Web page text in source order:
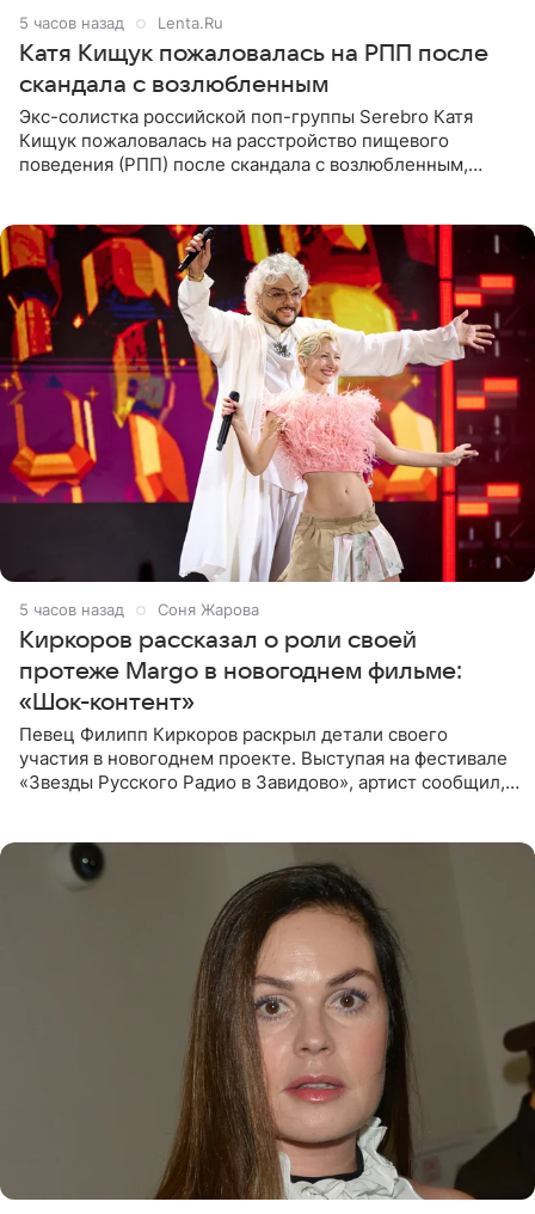
5 часов назад Lenta.Ru
Катя Кищук пожаловалась на РПП после
скандала с возлюбленным
Экс-солистка российской поп-группы Serebro Катя
Кищук пожаловалась на расстройство пищевого
поведения (РПП) после скандала с возлюбленным,
5 часов назад Соня Жарова
Киркоров рассказал о роли своей
протеже Margo в новогоднем фильме:
«Шок-контент»
Певец Филипп Киркоров раскрыл детали своего
участия в новогоднем проекте. Выступая на фестивале
«Звезды Русского Радио в Завидово», артист сообщил,